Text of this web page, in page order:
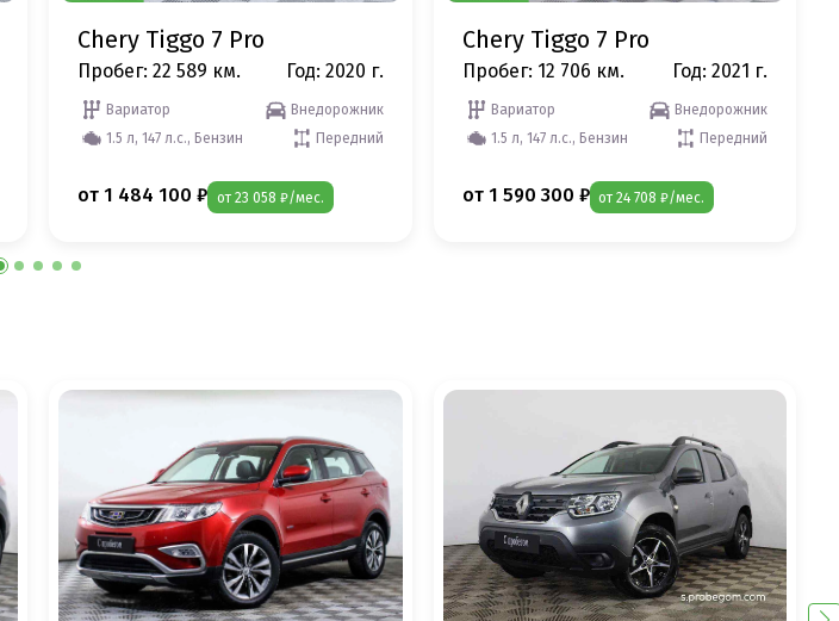
Chery Tiggo 7 Pro
Пробег: 22 589 км. Год: 2020 г.
Вариатор
Внедорожник
1.5 л, 147 л.с., Бензин
Передний
от 1 484 100 ₽ от 23 058 ₽/мес.
Chery Tiggo 7 Pro
Пробег: 12 706 км. Год: 2021 г.
Вариатор
Внедорожник
1.5 л, 147 л.с., Бензин
Передний
от 1 590 300 ₽ от 24 708 ₽/мес.